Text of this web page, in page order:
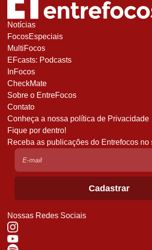
Notícias
FocosEspeciais
MultiFocos
EFcasts: Podcasts
InFocos
CheckMate
Sobre o EntreFocos
Contato
Conheça a nossa política de Privacidade
Fique por dentro!
Receba as publicações do Entrefocos no
Nossas Redes Sociais